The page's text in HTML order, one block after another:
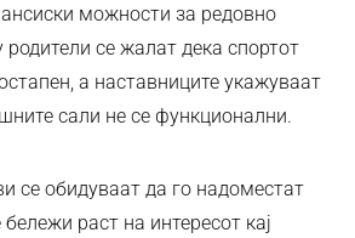
можности за редовно
се жалат дека спортот
а наставниците укажуваат
сали не се функционални.
се обидуваат да го надоместат
бележи раст на интересот кај